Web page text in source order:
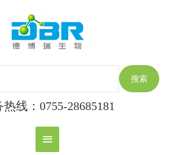
主
菜
单
搜索
热线：0755-28685181